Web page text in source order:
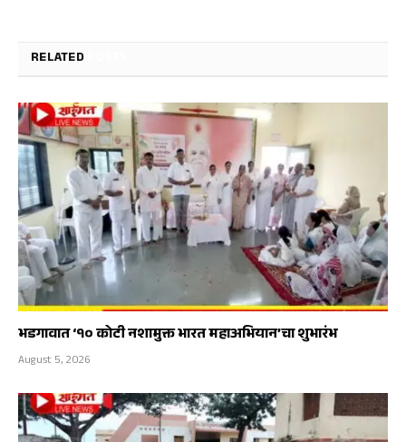
RELATED
भडगावात ‘१० कोटी नशामुक्त भारत महाअभियान’चा शुभारंभ
August 5, 2026